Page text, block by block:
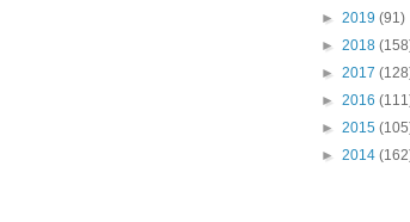
► 2019 (91)
► 2018
► 2017
► 2016
► 2015
► 2014